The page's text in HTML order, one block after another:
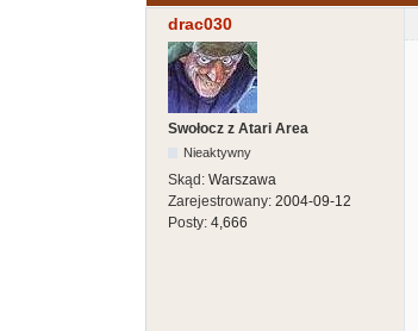
drac030
Swołocz z Atari Area
Nieaktywny
Skąd: Warszawa
Zarejestrowany: 2004-09-12
Posty: 4,666